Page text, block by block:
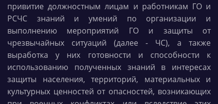
привитие должностным лицам и работникам ГО и
РСЧС знаний и умений по организации и
выполнению мероприятий ГО и защиты от
чрезвычайных ситуаций (далее - ЧС), а также
выработка у них готовности и способности к
использованию полученных знаний в интересах
защиты населения, территорий, материальных и
культурных ценностей от опасностей, возникающих